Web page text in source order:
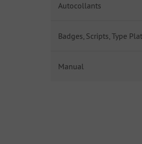
Autocollants
Badges, Scripts, Type
Manual